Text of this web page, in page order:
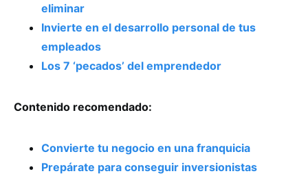
eliminar
Invierte en el desarrollo personal de tus
empleados
Los 7 ‘pecados’ del emprendedor
Contenido recomendado:
Convierte tu negocio en una franquicia
Prepárate para conseguir inversionistas